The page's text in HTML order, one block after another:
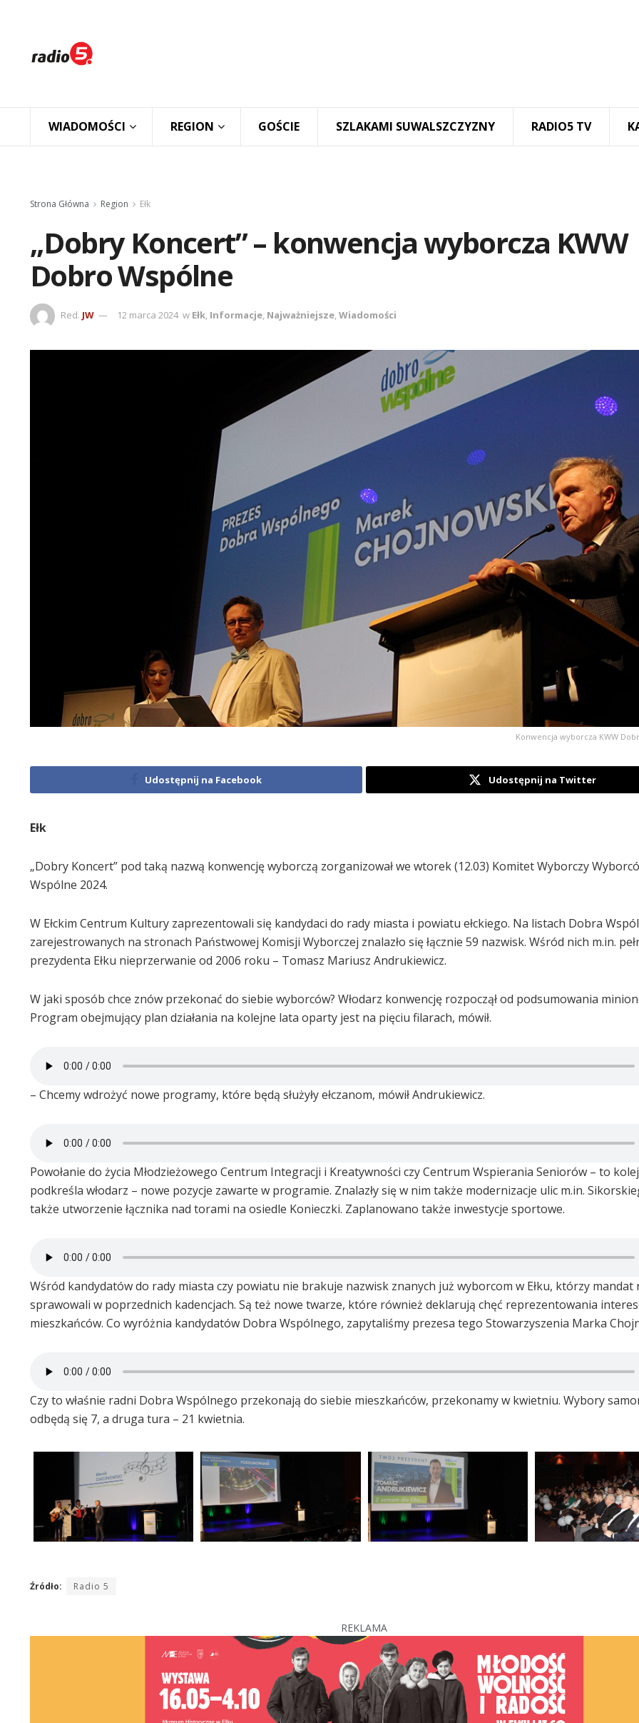
WIADOMOŚCI REGION GOŚCIE SZLAKAMI SUWALSZCZYZNY RADIO5 TV
Strona Główna Region Ełk
„Dobry Koncert” – konwencja wyborcza KWW
Dobro Wspólne
Red. JW 12 marca 2024 w Ełk, Informacje, Najważniejsze,Wiadomości
Konwencja wyborcza KWW
Udostępnij na Facebook Udostępnij na Twitter
Ełk
„Dobry Koncert” pod taką nazwą konwencję wyborczą zorganizował we wtorek (12.03) Komitet Wyborczy
Wspólne 2024.
W Ełckim Centrum Kultury zaprezentowali się kandydaci do rady miasta i powiatu ełckiego. Na listach Dobra
zarejestrowanych na stronach Państwowej Komisji Wyborczej znalazło się łącznie 59 nazwisk. Wśród nich m.in.
prezydenta Ełku nieprzerwanie od 2006 roku – Tomasz Mariusz Andrukiewicz.
W jaki sposób chce znów przekonać do siebie wyborców? Włodarz konwencję rozpoczął od podsumowania
Program obejmujący plan działania na kolejne lata oparty jest na pięciu filarach, mówił.
– Chcemy wdrożyć nowe programy, które będą służyły ełczanom, mówił Andrukiewicz.
Powołanie do życia Młodzieżowego Centrum Integracji i Kreatywności czy Centrum Wspierania Seniorów – to
podkreśla włodarz – nowe pozycje zawarte w programie. Znalazły się w nim także modernizacje ulic m.in.
także utworzenie łącznika nad torami na osiedle Konieczki. Zaplanowano także inwestycje sportowe.
Wśród kandydatów do rady miasta czy powiatu nie brakuje nazwisk znanych już wyborcom w Ełku, którzy mandat
sprawowali w poprzednich kadencjach. Są też nowe twarze, które również deklarują chęć reprezentowania
mieszkańców. Co wyróżnia kandydatów Dobra Wspólnego, zapytaliśmy prezesa tego Stowarzyszenia Marka
Czy to właśnie radni Dobra Wspólnego przekonają do siebie mieszkańców, przekonamy w kwietniu. Wybory
odbędą się 7, a druga tura – 21 kwietnia.
Źródło: Radio 5
REKLAMA